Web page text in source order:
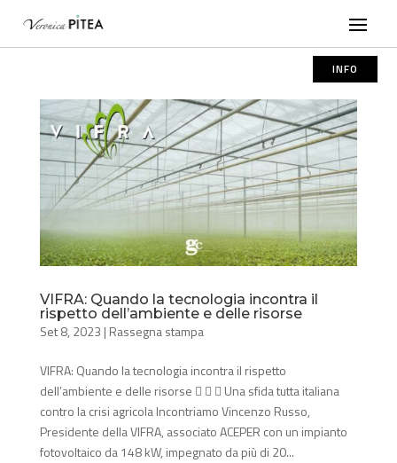
INFO
VIFRA: Quando la tecnologia incontra il
rispetto dell’ambiente e delle risorse
Set 8, 2023 | Rassegna stampa
VIFRA: Quando la tecnologia incontra il rispetto
dell’ambiente e delle risorse    Una sfida tutta italiana
contro la crisi agricola Incontriamo Vincenzo Russo,
Presidente della VIFRA, associato ACEPER con un impianto
fotovoltaico da 148 kW, impegnato da più di 20...